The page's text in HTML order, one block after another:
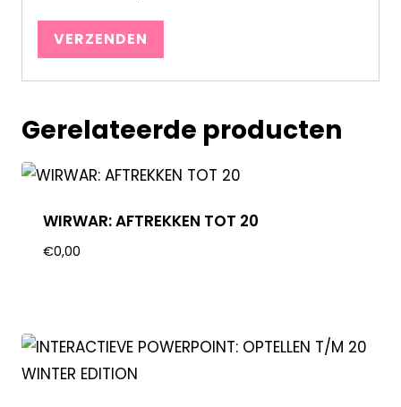
Gerelateerde producten
WIRWAR: AFTREKKEN TOT 20
€0,00